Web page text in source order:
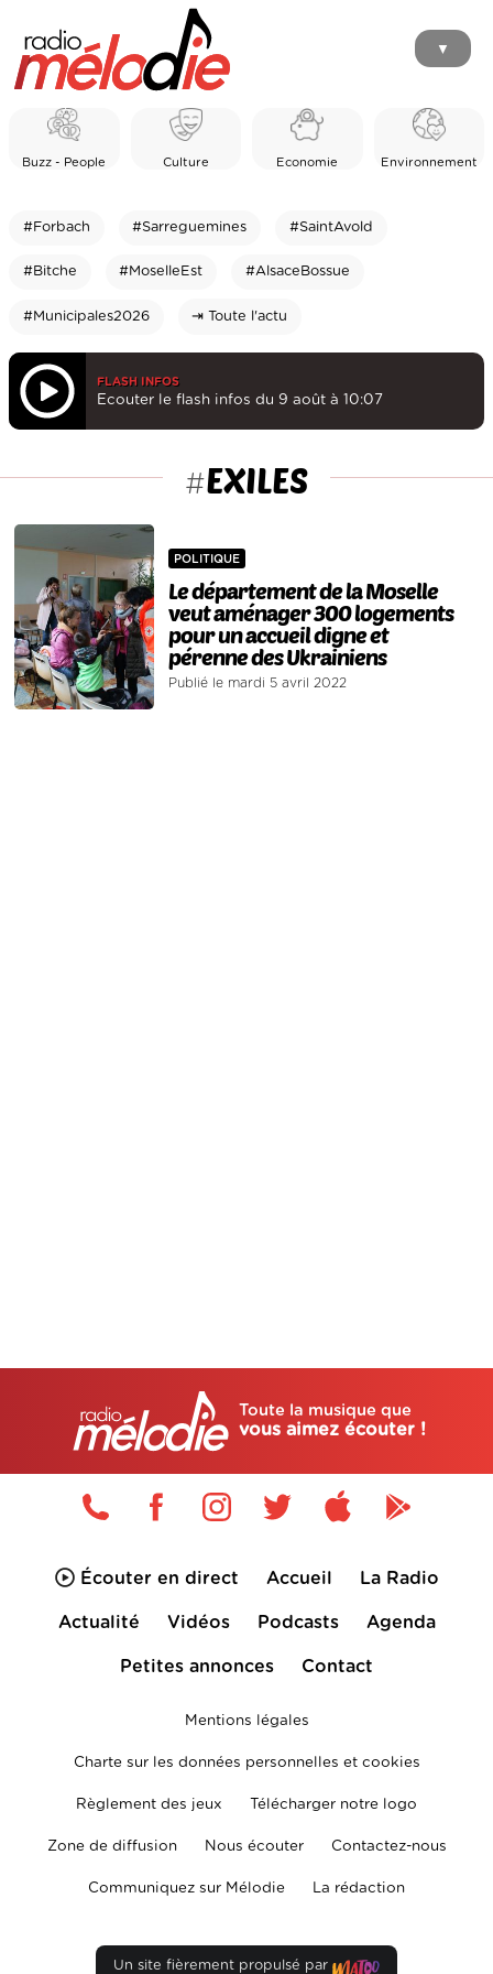
▼
Buzz - People Culture Economie Environnement
#Forbach #Sarreguemines #SaintAvold
#Bitche #MoselleEst #AlsaceBossue
#Municipales2026 ⇥ Toute l'actu
FLASH INFOS
Ecouter le flash infos du 9 août à 10:07
#EXILES
POLITIQUE
Le département de la Moselle
veut aménager 300 logements
pour un accueil digne et
pérenne des Ukrainiens
Publié le mardi 5 avril 2022
Toute la musique que
vous aimez écouter !
Écouter en direct Accueil La Radio
Actualité Vidéos Podcasts Agenda
Petites annonces Contact
Mentions légales
Charte sur les données personnelles et cookies
Règlement des jeux Télécharger notre logo
Zone de diffusion Nous écouter Contactez-nous
Communiquez sur Mélodie La rédaction
Un site fièrement propulsé par